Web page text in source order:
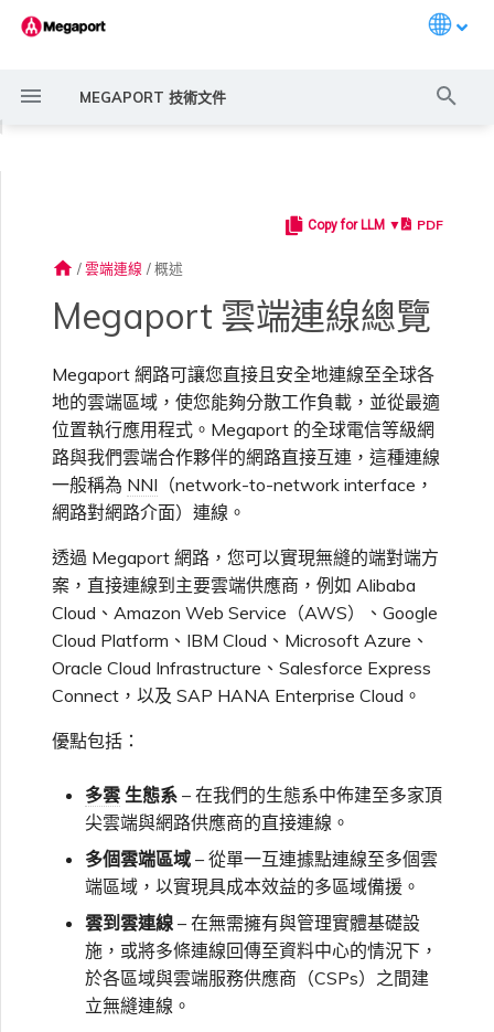
MEGAPORT 技術文件
快速開始
設定 Megaport 帳戶
概述
建立帳戶
強制多重身分驗證
設定單一登入
提供技術支援聯絡方式
設定財務資訊
重設密碼
登入 Megaport Portal
Megaport Portal 儀表板
瞭解服務頁面
連線至 Latitude.sh
服務佈建方式
合作夥伴代管帳戶
限制與配額
常見多雲連線情境
使用 Megaport 解決方案實
現 MPLS 網路現代化
以服務供應商身分使用
Megaport API 管理連線
Megaport 全球網狀 WAN
MACsec
IPsec
雲端原生 VPN 加密
高速跨雲加密
訂購交叉連接
訂購本地迴路
Port 備援
鏈路聚合群組（LAG）
建立 LAG
將 Port 新增至 LAG
終止 Port
建立私有 VXC
遷移 VXC
設定服務金鑰
使用服務金鑰建立連線
設定 Q-in-Q
變更合約 VXC 的速率
終止 VXC
路由指南
Port
MCR
MVE
終止 Megaport Internet 連
3DS Outscale
阿里雲專線接入
AWS Direct Connect
AWS 連線概述
託管 VIF
託管連線
專用連線
AWS 公用連線
AWS 加密選項
AWS 上的 Snowflake
AWS Outposts Rack
AWS 常見問題
Azure ExpressRoute
ExpressRoute
ExpressRoute Direct
ExpressRoute Metro
Azure 連線備援
Cisco Webex
Cloudflare
Google Cloud
Google Cloud
Google 連線備援
IBM Cloud Direct Link
Latitude.sh
Oracle Cloud Infrastructure
OVHcloud
OVHcloud Connect
OVHcloud Connect Direct
SAP HANA Enterprise
AWS 上的 SAP
Azure 上的 SAP
Google Cloud 上的 SAP
AWS 上的 VMware Cloud
Azure VMware 解決方案
3DS Outscale MCR 連線
阿里雲 MCR 連線
AWS Direct Connect
AWS MCR 連線
AWS Transit Gateway 跨區
域路由
Azure MCR 連線
DigitalOcean MCR 連線
Oracle MCR 連線
OVHcloud MCR 連線
Salesforce MCR 連線
Aruba SD-WAN
AWS Direct Connect
Azure MVE 連線
Google MVE 連線
其他 MVE 連線
Aviatrix
AWS Direct Connect
Azure MVE 連線
Google MVE 連線
其他 MVE 連線
Cisco SD-WAN
AWS MVE 連線
Azure MVE 連線
Google MVE 連線
其他 MVE 連線
Fortinet FortiGate
AWS Direct Connect
Azure MVE 連線
Google MVE 連線
其他 MVE 連線
Palo Alto Networks
AWS Direct Connect
Azure MVE 連線
Google MVE 連線
其他 MVE 連線
Versa SD-WAN
AWS Direct Connect
Azure MVE 連線
Google MVE 連線
其他 MVE 連線
VMware SD-WAN
AWS Direct Connect
Azure MVE 連線
Google MVE 連線
其他 MVE 連線
MCR 進階 VLAN 與路由功能
MCR 備援
建立 MCR
建立 MCR VXC
設定 MCR
使用封包過濾
MCR 路由管理
路由過濾
路由通告
路由彙總
設定 BGP 進階設定
MCR Looking Glass（路由診
MCR 的 NAT 運作原理
MVE 部署情境
MVE 位置
MVE 備援
vNIC 連線類型
Megaport 網路中的 SSE 與
SASE
6WIND
6WIND 概述
6WIND 授權網路功能
規劃部署
建立 MVE
連線 MVE
終止 MVE
Anapaya
Anapaya 概述
規劃部署
建立 MVE
建立 VXC
終止 MVE
Aruba SD-WAN
Aruba SD-WAN 概述
規劃部署
建立 MVE
建立 VXC
終止 MVE
Aviatrix Secure Edge 概述
規劃部署
建立 MVE
建立 VXC
終止 MVE
Check Point CloudGuard
Check Point CloudGuard 概
規劃部署
建立 MVE
建立 VXC
終止 MVE
Cisco MVE 概述
規劃部署
建立 MVE
建立 VXC
將 MPLS 與 SDCI 整合
Fortinet FortiGate 概述
規劃部署
建立 MVE
建立 VXC
終止 MVE
基於 FGSP 設定 Fortinet 防
火牆高可用性
Juniper MVE 概述
規劃部署
建立 MVE
建立 VXC
終止 MVE
VM-Series Firewall
Prisma SD-WAN
Peplink FusionHub 概述
規劃部署
建立 MVE
建立 VXC
終止 MVE
Versa SD-WAN 概述
規劃部署
建立 MVE
建立 VXC
終止 MVE
VMware SD-WAN 概述
規劃部署
建立 MVE
建立 VXC
終止 MVE
設定 IX
IX 需求
加入 IX
AMS-IX 連線
France-IX 連線
管理 IX
編輯 IX
變更合約 IX 的速率
遷移 IX
關閉 IX
IX 工具與功能
MegaIX 功能概述
MegaIX Looking Glass（路
由診斷）
IX 遙測
BGP 社群
建立個人檔案
申請連線
Marketplace 通知
監控 MCR
監控 MVE
監控服務狀態
管理個人檔案
設定電子郵件通知
更新公司資訊
管理 Megaport
新增和修改使用者
檢視作業日誌
監控維護和中斷事件
Port 定價與合約條款
VXC 定價與合約條款
Megaport Internet 定價與合
約條款
MCR 定價與合約條款
MVE 定價與合約條款
啟用計費市場
指派財務角色
更新帳單資訊
信用卡付款
瞭解 Megaport 帳單
客戶現場服務
Port 計費
MCR 計費
MVE 計費
VXC、Megaport Internet 和
建立 API 金鑰
管理使用者
建立 Port
建立服務金鑰
建立 VXC
變更 VXC 設定
建立至 Azure 的 VXC
建立至 Google Cloud 的
建立 Megaport Internet 連
快速開始
建立 Megaport Terraform
Provider 設定檔
使用 Megaport Terraform
Provider 建立和管理服務
使用 Megaport 資源進行
Terraform 狀態管理
匯入現有生產服務
Server（公開測試版）
Megaport Terraform
Megaport Terraform
Provider 學習資料與資源
啟用 Port
訂購時的錯誤
容量錯誤
Port 與 VXC
Port 或 VXC 中斷或不穩定
Port 延遲
Port 或 VXC 封包遺失
吞吐量與效能
MCR
MCR 中斷或無法使用
MCR 路由
MCR BGP 工作階段中斷
其他 MCR 問題
MVE
MVE 中斷或無法使用
MVE 網際網路連線
SD-WAN 管理連線
IX 連線
IX BGP 路由
IX BGP 工作階段中斷
雲端
雲端服務供應商互聯位址空間
ExpressRoute 線路容量不足
Megaport Internet
建立 Juniper 私有連線
Megaport Terraform
聯繫支援
支援請求入口網站
瞭解支援請求
升級支援案件
傳送意見回饋
網路維護
Copy for LLM ▼ PDF
home / 雲端連線 / 概述
Megaport 雲端連線總覽
Megaport 網路可讓您直接且安全地連線至全球各
地的雲端區域，使您能夠分散工作負載，並從最適
位置執行應用程式。Megaport 的全球電信等級網
路與我們雲端合作夥伴的網路直接互連，這種連線
一般稱為 NNI （network-to-network interface，
網路對網路介面）連線。
透過 Megaport 網路，您可以實現無縫的端對端方
案，直接連線到主要雲端供應商，例如 Alibaba
Cloud、Amazon Web Service（AWS）、Google
Cloud Platform、IBM Cloud、Microsoft Azure、
Oracle Cloud Infrastructure、Salesforce Express
Connect，以及 SAP HANA Enterprise Cloud。
優點包括：
多雲 生態系 – 在我們的生態系中佈建至多家頂
尖雲端與網路供應商的直接連線。
多個雲端區域 – 從單一互連據點連線至多個雲
端區域，以實現具成本效益的多區域備援。
雲到雲連線 – 在無需擁有與管理實體基礎設
施，或將多條連線回傳至資料中心的情況下，
於各區域與雲端服務供應商（CSPs）之間建
立無縫連線。